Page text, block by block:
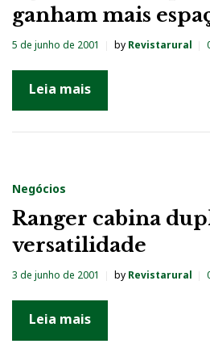
ganham mais
5 de junho de 2001 by Revistarural
Leia mais
Negócios
Ranger cabina
versatilidade
3 de junho de 2001 by Revistarural
Leia mais